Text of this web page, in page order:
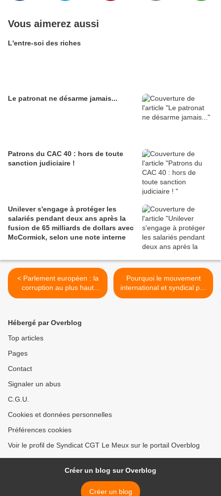
Vous aimerez aussi
L'entre-soi des riches
Le patronat ne désarme jamais...
Patrons du CAC 40 : hors de toute
sanction judiciaire !
Unilever s'engage à protéger les
salariés pendant deux ans après la
fusion de 65 milliards de dollars avec
McCormick, selon une note interne
< Parlement européen : la
corruption au plus haut
niveau ? - L'info et le
Pourquoi le mouvement
international et syndical pro
USA est-il si corrompu ? >
Hébergé par Overblog
Top articles
Pages
Contact
Signaler un abus
C.G.U.
Cookies et données personnelles
Préférences cookies
Voir le profil de Syndicat CGT Le Meux sur le portail Overblog
Créer un blog sur Overblog
Créer un blog